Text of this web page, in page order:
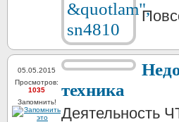
05.05.2015
Просмотров:
1035
Запомнить!
техника
Деятельность